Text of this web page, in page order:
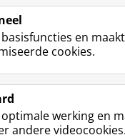
de RUG
F
a
e
b
L
i
k
e
f
en
cookies.
werking en
andere videocookies.